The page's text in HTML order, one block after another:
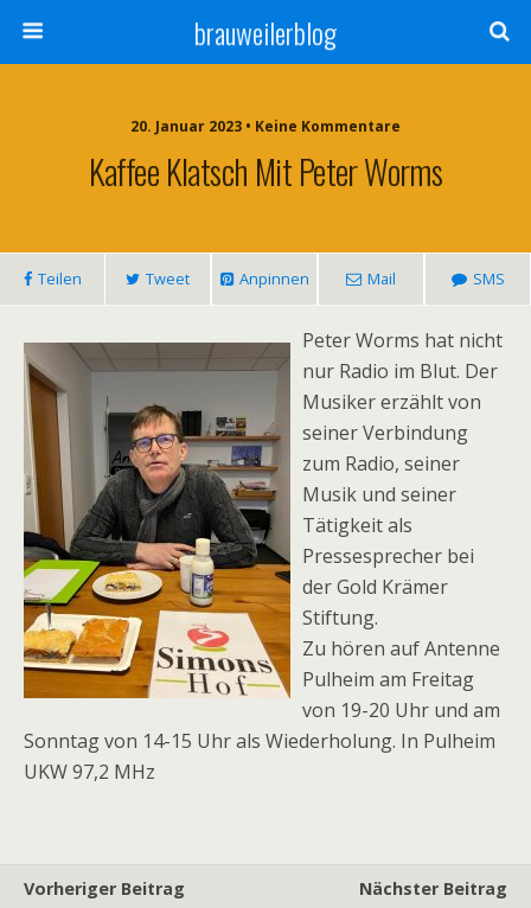
brauweilerblog
20. Januar 2023 • Keine Kommentare
Kaffee Klatsch Mit Peter Worms
Teilen Tweet Anpinnen Mail SMS
Peter Worms hat nicht
nur Radio im Blut. Der
Musiker erzählt von
seiner Verbindung
zum Radio, seiner
Musik und seiner
Tätigkeit als
Pressesprecher bei
der Gold Krämer
Stiftung.
Zu hören auf Antenne
Pulheim am Freitag
von 19-20 Uhr und am
Sonntag von 14-15 Uhr als Wiederholung. In Pulheim
UKW 97,2 MHz
Vorheriger Beitrag
Nächster Beitrag